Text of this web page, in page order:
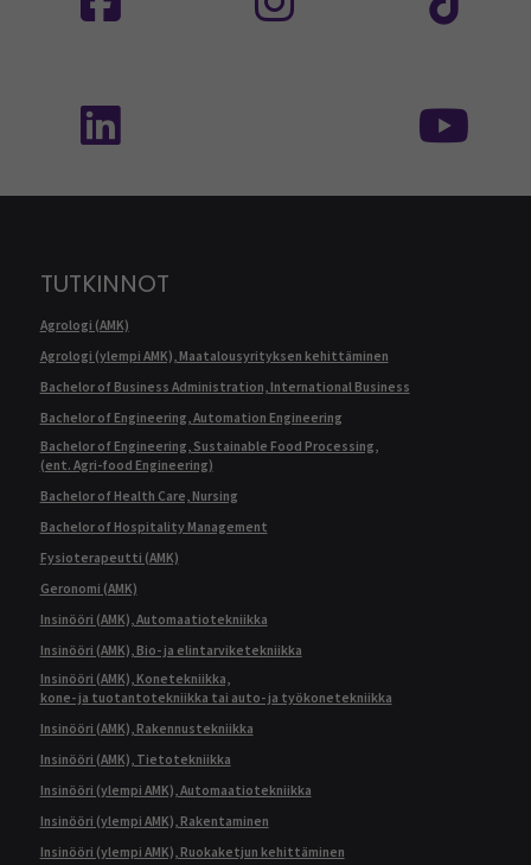
TUTKINNOT
Agrologi (AMK)
Agrologi (ylempi AMK), Maatalousyrityksen kehittäminen
Bachelor of Business Administration, International Business
Bachelor of Engineering, Automation Engineering
Bachelor of Engineering, Sustainable Food Processing,
(ent. Agri-food Engineering)
Bachelor of Health Care, Nursing
Bachelor of Hospitality Management
Fysioterapeutti (AMK)
Geronomi (AMK)
Insinööri (AMK), Automaatiotekniikka
Insinööri (AMK), Bio- ja elintarviketekniikka
Insinööri (AMK), Konetekniikka,
kone- ja tuotantotekniikka tai auto- ja työkonetekniikka
Insinööri (AMK), Rakennustekniikka
Insinööri (AMK), Tietotekniikka
Insinööri (ylempi AMK), Automaatiotekniikka
Insinööri (ylempi AMK), Rakentaminen
Insinööri (ylempi AMK), Ruokaketjun kehittäminen